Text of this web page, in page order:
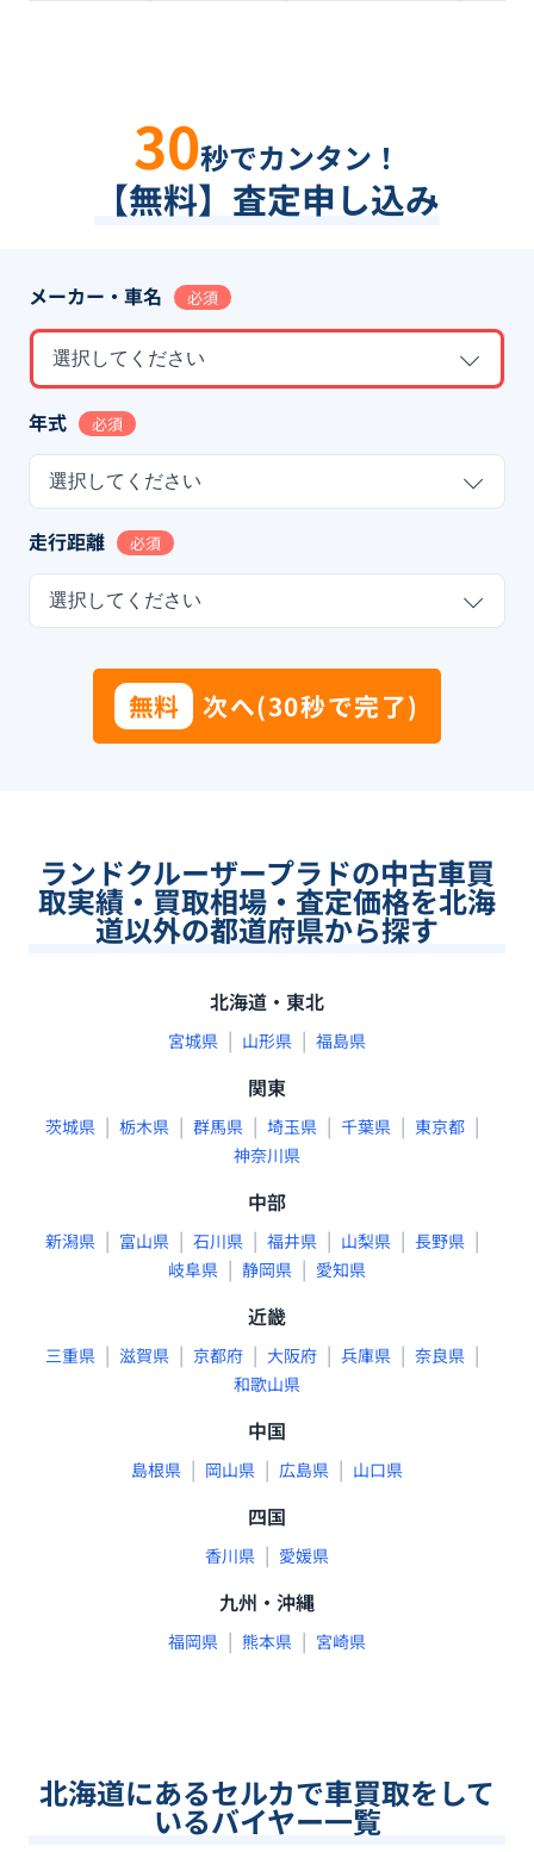
30秒でカンタン！
【無料】査定申し込み
メーカー・車名 必須
選択してください
年式 必須
選択してください
走行距離 必須
選択してください
無料 次へ(30秒で完了)
ランドクルーザープラドの中古車買
取実績・買取相場・査定価格を北海
道以外の都道府県から探す
北海道・東北
宮城県 | 山形県 | 福島県
関東
茨城県 | 栃木県 | 群馬県 | 埼玉県 | 千葉県 | 東京都 |
神奈川県
中部
新潟県 | 富山県 | 石川県 | 福井県 | 山梨県 | 長野県 |
岐阜県 | 静岡県 | 愛知県
近畿
三重県 | 滋賀県 | 京都府 | 大阪府 | 兵庫県 | 奈良県 |
和歌山県
中国
島根県 | 岡山県 | 広島県 | 山口県
四国
香川県 | 愛媛県
九州・沖縄
福岡県 | 熊本県 | 宮崎県
北海道にあるセルカで車買取をして
いるバイヤー一覧